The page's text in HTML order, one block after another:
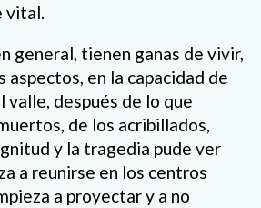
vital.
general, tienen ganas de vivir,
aspectos, en la capacidad de
valle, después de lo que
de los acribillados,
y la tragedia pude ver
a reunirse en los centros
a proyectar y a no